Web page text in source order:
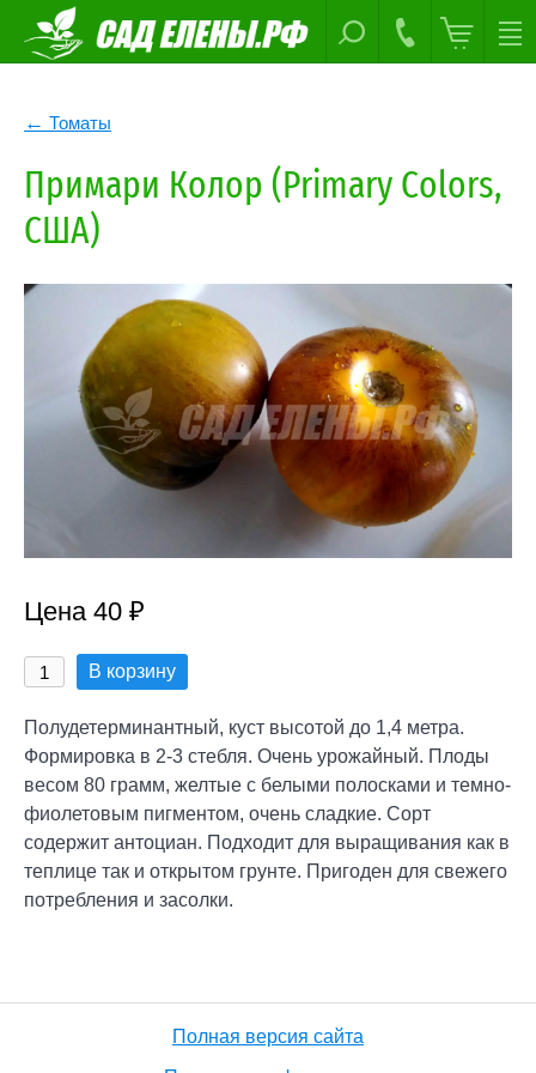
Томаты
Примари Колор (Primary Colors,
США)
Цена 40 ₽
В корзину
Полудетерминантный, куст высотой до 1,4 метра.
Формировка в 2-3 стебля. Очень урожайный. Плоды
весом 80 грамм, желтые с белыми полосками и темно-
фиолетовым пигментом, очень сладкие. Сорт
содержит антоциан. Подходит для выращивания как в
теплице так и открытом грунте. Пригоден для свежего
потребления и засолки.
Полная версия сайта